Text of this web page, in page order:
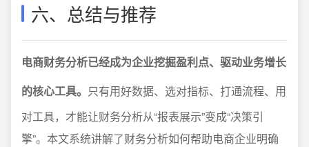
六、总结与推荐
电商财务分析已经成为企业挖掘盈利点、驱动业务增长
的核心工具。 只有用好数据、选对指标、打通流程、用
对工具，才能让财务分析从“报表展示”变成“决策引
擎”。本文系统讲解了财务分析如何帮助电商企业明确